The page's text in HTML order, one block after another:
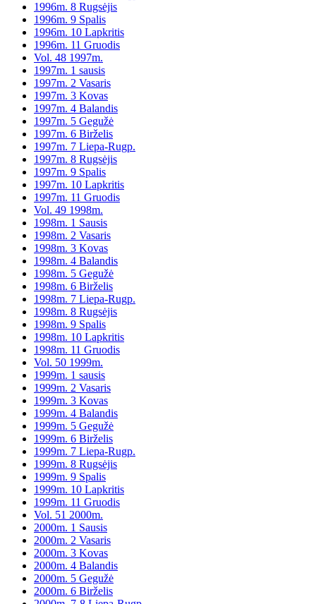
1996m. 8 Rugsėjis
1996m. 9 Spalis
1996m. 10 Lapkritis
1996m. 11 Gruodis
Vol. 48 1997m.
1997m. 1 sausis
1997m. 2 Vasaris
1997m. 3 Kovas
1997m. 4 Balandis
1997m. 5 Gegužė
1997m. 6 Birželis
1997m. 7 Liepa-Rugp.
1997m. 8 Rugsėjis
1997m. 9 Spalis
1997m. 10 Lapkritis
1997m. 11 Gruodis
Vol. 49 1998m.
1998m. 1 Sausis
1998m. 2 Vasaris
1998m. 3 Kovas
1998m. 4 Balandis
1998m. 5 Gegužė
1998m. 6 Birželis
1998m. 7 Liepa-Rugp.
1998m. 8 Rugsėjis
1998m. 9 Spalis
1998m. 10 Lapkritis
1998m. 11 Gruodis
Vol. 50 1999m.
1999m. 1 sausis
1999m. 2 Vasaris
1999m. 3 Kovas
1999m. 4 Balandis
1999m. 5 Gegužė
1999m. 6 Birželis
1999m. 7 Liepa-Rugp.
1999m. 8 Rugsėjis
1999m. 9 Spalis
1999m. 10 Lapkritis
1999m. 11 Gruodis
Vol. 51 2000m.
2000m. 1 Sausis
2000m. 2 Vasaris
2000m. 3 Kovas
2000m. 4 Balandis
2000m. 5 Gegužė
2000m. 6 Birželis